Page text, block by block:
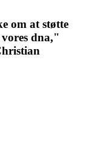
om at støtte
dna,"